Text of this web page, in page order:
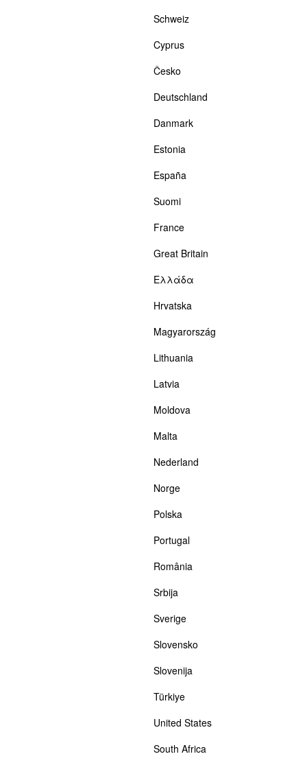
Schweiz
Cyprus
Česko
Deutschland
Danmark
Estonia
España
Suomi
France
Great Britain
Ελλάδα
Hrvatska
Magyarország
Lithuania
Latvia
Moldova
Malta
Nederland
Norge
Polska
Portugal
România
Srbija
Sverige
Slovensko
Slovenija
Türkiye
United States
South Africa